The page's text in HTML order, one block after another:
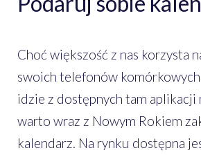
Choć większość z nas korzysta
swoich telefonów
idzie z dostępnych tam aplikacji
warto wraz z Nowym Rokiem
kalendarz. Na rynku dostępna